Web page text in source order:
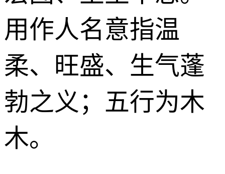
用作人名意指温
柔、旺盛、生气蓬
勃之义；五行为木
木。